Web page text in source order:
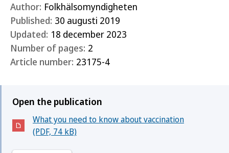
Author: Folkhälsomyndigheten
Published: 30 augusti 2019
Updated: 18 december 2023
Number of pages: 2
Article number: 23175-4
Open the publication
What you need to know about vaccination
(PDF, 74 kB)
(Öppnas i nytt fönster)